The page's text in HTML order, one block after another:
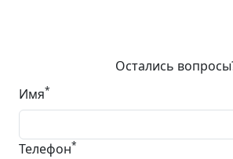
Остались
Имя*
Телефон*